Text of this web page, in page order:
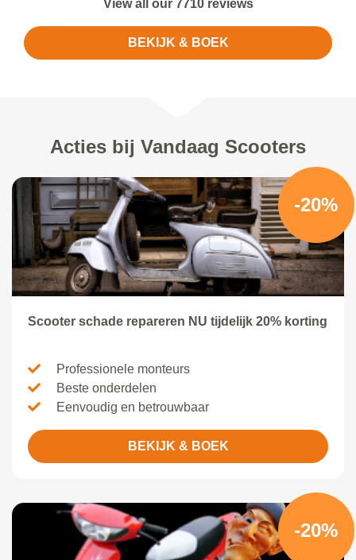
View all our 7710 reviews
BEKIJK & BOEK
Acties bij Vandaag Scooters
-20%
Scooter schade repareren NU tijdelijk 20% korting
Professionele monteurs
Beste onderdelen
Eenvoudig en betrouwbaar
BEKIJK & BOEK
-20%